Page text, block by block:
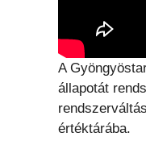
A
állapotát
értéktárába.